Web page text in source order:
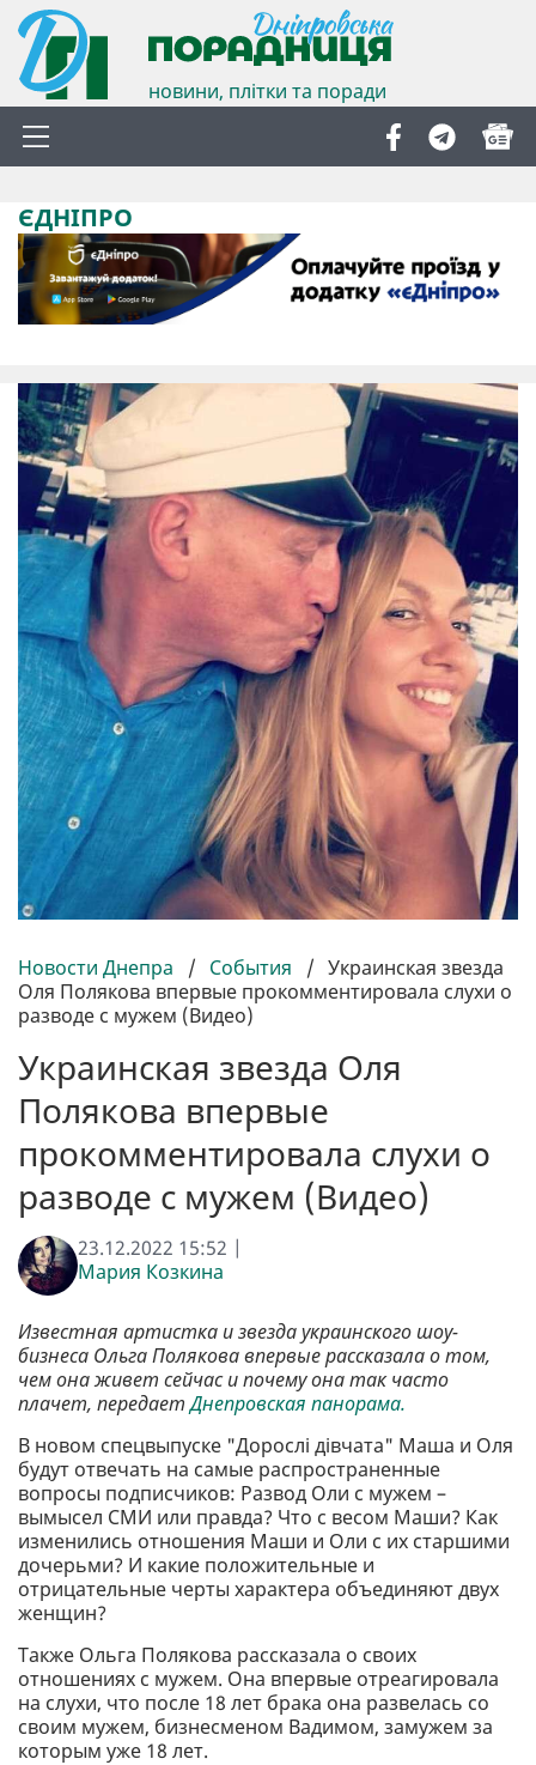
новини, плітки та поради
ЄДНІПРО
Новости Днепра / События / Украинская звезда
Оля Полякова впервые прокомментировала слухи о
разводе с мужем (Видео)
Украинская звезда Оля
Полякова впервые
прокомментировала слухи о
разводе с мужем (Видео)
23.12.2022 15:52 |
Мария Козкина
Известная артистка и звезда украинского шоу-
бизнеса Ольга Полякова впервые рассказала о том,
чем она живет сейчас и почему она так часто
плачет, передаетДнепровская панорама.
В новом спецвыпуске "Дорослі дівчата" Маша и Оля
будут отвечать на самые распространенные
вопросы подписчиков: Развод Оли с мужем –
вымысел СМИ или правда? Что с весом Маши? Как
изменились отношения Маши и Оли с их старшими
дочерьми? И какие положительные и
отрицательные черты характера объединяют двух
женщин?
Также Ольга Полякова рассказала о своих
отношениях с мужем. Она впервые отреагировала
на слухи, что после 18 лет брака она развелась со
своим мужем, бизнесменом Вадимом, замужем за
которым уже 18 лет.